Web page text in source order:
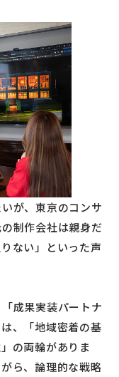
が、東京のコンサ
制作会社は親身だ
ない」といった声
成果実装パートナ
、「地域密着の基
の両輪がありま
ら、論理的な戦略